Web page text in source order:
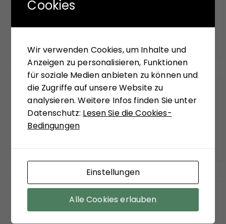
Kurz und knapp das, was uns noch aufgefallen
FUNDSTÜCKE
Das meinen andere.
FÜR SIE GELESEN
Cookies
Wir verwenden Cookies, um Inhalte und
Anzeigen zu personalisieren, Funktionen
für soziale Medien anbieten zu können und
die Zugriffe auf unsere Website zu
analysieren. Weitere Infos finden Sie unter
Datenschutz: Lesen Sie die Cookies-
Bedingungen
Einstellungen
Alle Cookies erlauben